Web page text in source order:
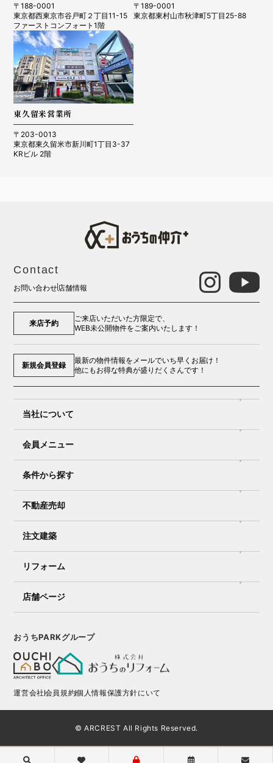
〒188-0001
東京都西東京市谷戸町２丁目11-15
ファーストコンフォート1階
〒189-0001
東京都東村山市秋津町5丁目25-88
東久留米営業所
〒203-0013
東京都東久留米市新川町1丁目3-37
KRビル 2階
Contact
お問い合わせ 店舗情報
来店予約
ご来店いただいた方限定で、
WEB未公開物件をご案内いたします！
新規会員登録
最新の物件情報をメールでいち早くお届け！
他にもお得な特典が盛りだくさんです！
当社について
会員メニュー
条件から探す
不動産売却
注文建築
リフォーム
店舗ページ
おうちPARKグループ
運営会社会員規約個人情報保護方針にいて
© ARCREST All Rights Reserved.